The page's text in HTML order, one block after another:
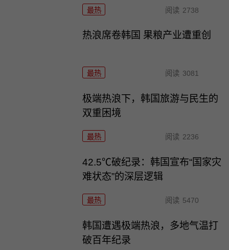
最热 阅读 2738
热浪席卷韩国 果粮产业遭重创
最热 阅读 3081
极端热浪下，韩国旅游与民生的
双重困境
最热 阅读 2236
42.5℃破纪录：韩国宣布“国家灾
难状态”的深层逻辑
最热 阅读 5470
韩国遭遇极端热浪，多地气温打
破百年纪录